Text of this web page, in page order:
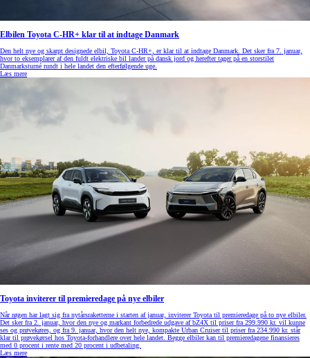
Elbilen Toyota C-HR+ klar til at indtage Danmark
Den helt nye og skarpt designede elbil, Toyota C-HR+, er klar til at indtage Danmark. Det sker fra 7. januar,
hvor to eksemplarer af den fuldt elektriske bil lander på dansk jord og herefter tager på en storstilet
Danmarksturné rundt i hele landet den efterfølgende uge.
Læs mere
Toyota inviterer til premieredage på nye elbiler
Når røgen har lagt sig fra nytårsraketterne i starten af januar, inviterer Toyota til premieredage på to nye elbiler.
Det sker fra 2. januar, hvor den nye og markant forbedrede udgave af bZ4X til priser fra 299.990 kr. vil kunne
ses og prøvekøres, og fra 9. januar, hvor den helt nye, kompakte Urban Cruiser til priser fra 234.990 kr. står
klar til prøvekørsel hos Toyota-forhandlere over hele landet. Begge elbiler kan til premieredagene finansieres
med 0 procent i rente med 20 procent i udbetaling.
Læs mere